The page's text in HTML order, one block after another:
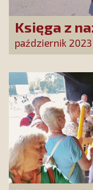
Księga z
Czcicieli
październik 2023